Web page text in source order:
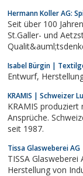
Hermann Koller AG:
Seit über 100
St.Galler- und
Isabel Bürgin |
Entwurf,
KRAMIS | Schweizer
KRAMIS
Ansprüche.
seit 1987.
Tissa Glasweberei AG
TISSA
Herstellung von